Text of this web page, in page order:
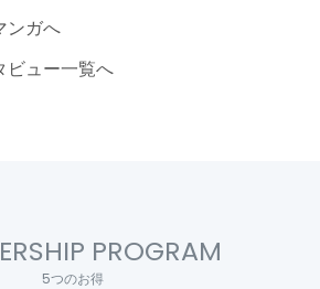
ンガへ
ュー一覧へ
PROGRAM
5つのお得